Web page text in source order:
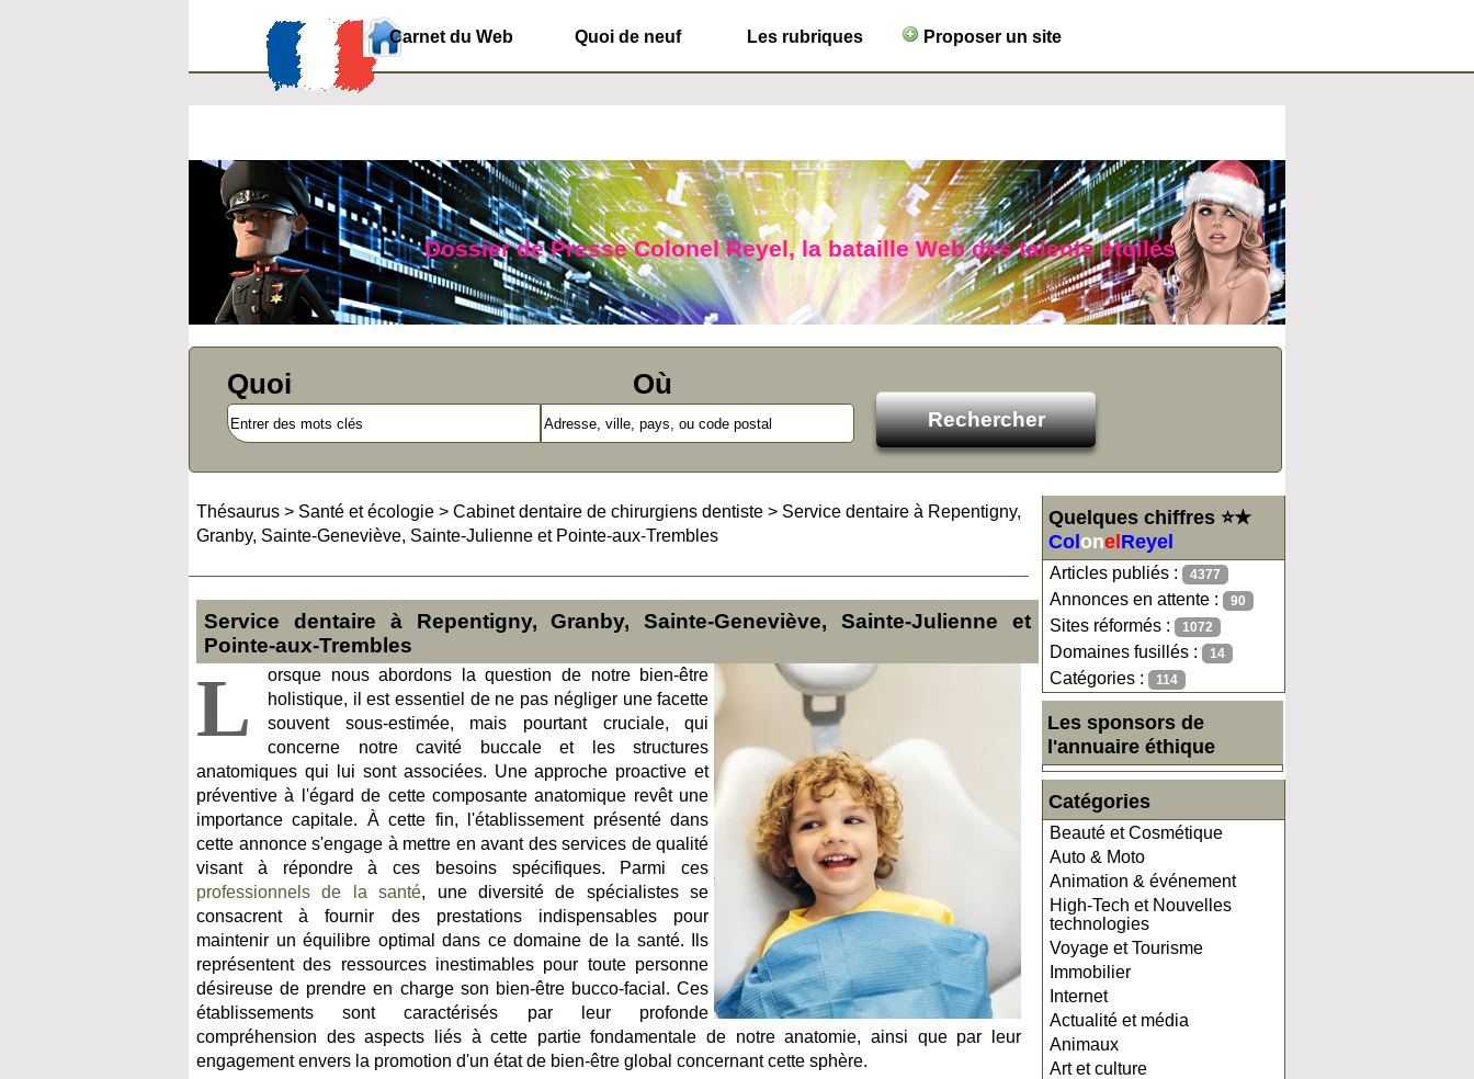
Carnet du Web Quoi de neuf Les rubriques Proposer un site
Dossier de Presse Colonel Reyel, la bataille Web des talents étoilés
Quoi Où
Quelques chiffres ⭐★
Col onel Reyel
Articles publiés : 4377
Annonces en attente : 90
Sites réformés : 1072
Domaines fusillés : 14
Catégories : 114
Les sponsors de
l'annuaire éthique
Catégories
Beauté et Cosmétique
Auto & Moto
Animation & événement
High-Tech et Nouvelles
technologies
Voyage et Tourisme
Immobilier
Internet
Actualité et média
Animaux
Art et culture
Thésaurus > Santé et écologie > Cabinet dentaire de chirurgiens dentiste > Service dentaire à Repentigny,
Granby, Sainte-Geneviève, Sainte-Julienne et Pointe-aux-Trembles
Service dentaire à Repentigny, Granby, Sainte-Geneviève, Sainte-Julienne et
Pointe-aux-Trembles
L
orsque nous abordons la question de notre bien-être
holistique, il est essentiel de ne pas négliger une facette
souvent sous-estimée, mais pourtant cruciale, qui
concerne notre cavité buccale et les structures
anatomiques qui lui sont associées. Une approche proactive et
préventive à l'égard de cette composante anatomique revêt une
importance capitale. À cette fin, l'établissement présenté dans
cette annonce s'engage à mettre en avant des services de qualité
visant à répondre à ces besoins spécifiques. Parmi ces
professionnels de la santé, une diversité de spécialistes se
consacrent à fournir des prestations indispensables pour
maintenir un équilibre optimal dans ce domaine de la santé. Ils
représentent des ressources inestimables pour toute personne
désireuse de prendre en charge son bien-être bucco-facial. Ces
établissements sont caractérisés par leur profonde
compréhension des aspects liés à cette partie fondamentale de notre anatomie, ainsi que par leur
engagement envers la promotion d'un état de bien-être global concernant cette sphère.